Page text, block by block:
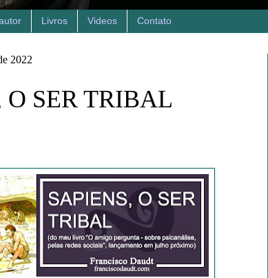
Livros Videos Contato
2022
O SER TRIBAL